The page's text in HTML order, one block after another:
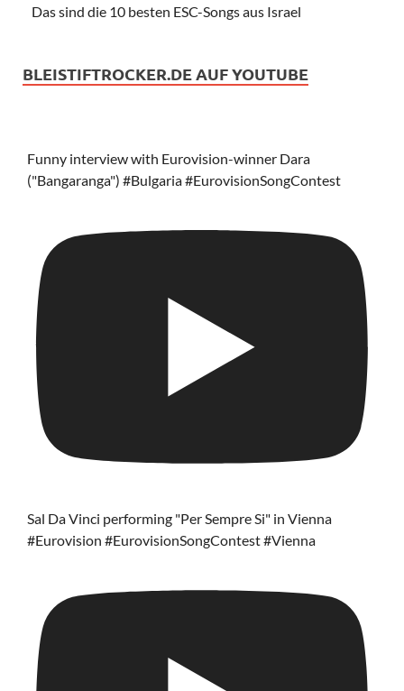
Das sind die 10 besten ESC-Songs aus Israel
BLEISTIFTROCKER.DE AUF YOUTUBE
Funny interview with Eurovision-winner Dara
("Bangaranga") #Bulgaria #EurovisionSongContest
Sal Da Vinci performing "Per Sempre Si" in Vienna
#Eurovision #EurovisionSongContest #Vienna